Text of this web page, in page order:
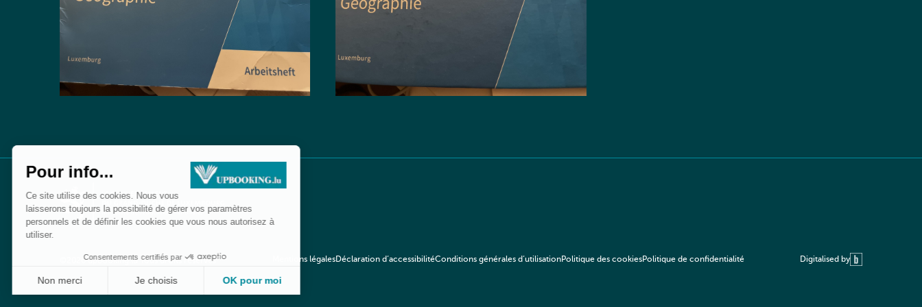
©2026 upbooking.lu Tous droits réservés Mentions légalesDéclaration d’accessibilitéConditions générales d’utilisationPolitique des cookiesPolitique de confidentialité Digitalised by